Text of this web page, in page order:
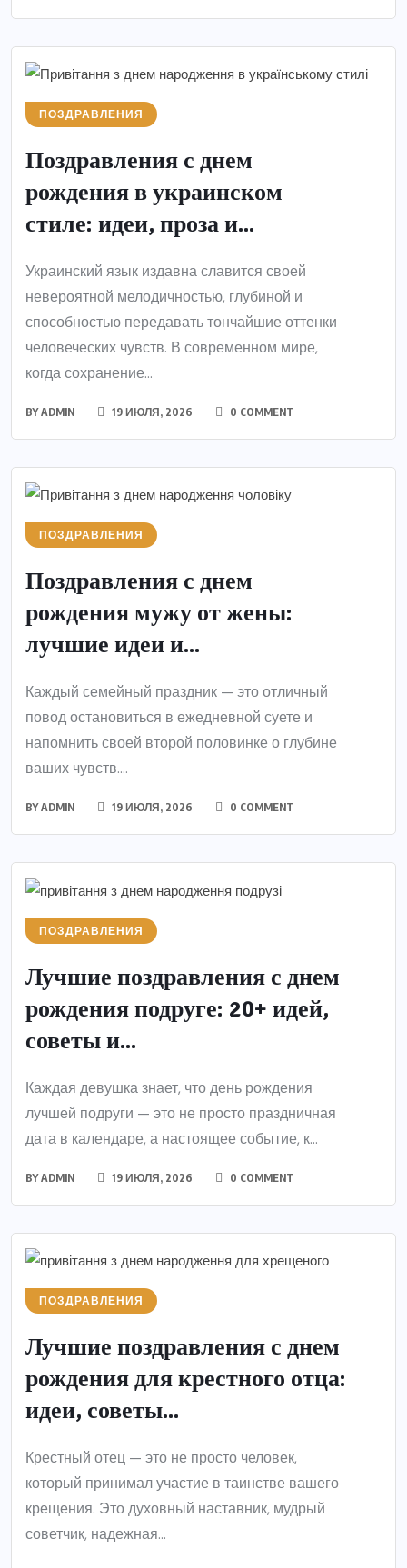
ПОЗДРАВЛЕНИЯ
Поздравления с днем
рождения в украинском
стиле: идеи, проза и...
Украинский язык издавна славится своей
невероятной мелодичностью, глубиной и
способностью передавать тончайшие оттенки
человеческих чувств. В современном мире,
когда сохранение...
BYADMIN 19 ИЮЛЯ, 2026 0 COMMENT
ПОЗДРАВЛЕНИЯ
Поздравления с днем
рождения мужу от жены:
лучшие идеи и...
Каждый семейный праздник — это отличный
повод остановиться в ежедневной суете и
напомнить своей второй половинке о глубине
ваших чувств....
BYADMIN 19 ИЮЛЯ, 2026 0 COMMENT
ПОЗДРАВЛЕНИЯ
Лучшие поздравления с днем
рождения подруге: 20+ идей,
советы и...
Каждая девушка знает, что день рождения
лучшей подруги — это не просто праздничная
дата в календаре, а настоящее событие, к...
BYADMIN 19 ИЮЛЯ, 2026 0 COMMENT
ПОЗДРАВЛЕНИЯ
Лучшие поздравления с днем
рождения для крестного отца:
идеи, советы...
Крестный отец — это не просто человек,
который принимал участие в таинстве вашего
крещения. Это духовный наставник, мудрый
советчик, надежная...